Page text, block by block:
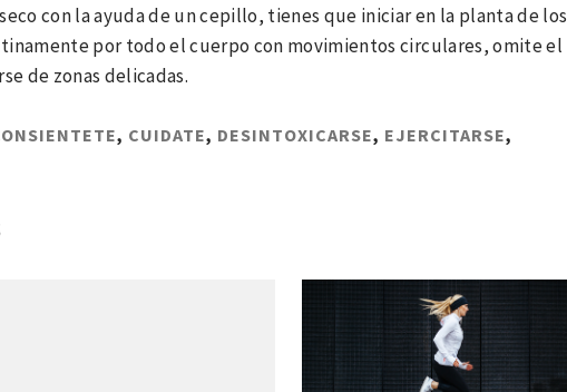
con la ayuda de un cepillo, tienes que iniciar en la planta de los
por todo el cuerpo con movimientos circulares, omite el
de zonas delicadas.
, CUIDATE, DESINTOXICARSE, EJERCITARSE,